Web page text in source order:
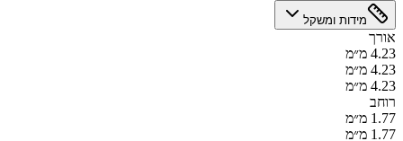
מידות ומשקל
אורך
4.23 מ״מ
4.23 מ״מ
4.23 מ״מ
רוחב
1.77 מ״מ
1.77 מ״מ